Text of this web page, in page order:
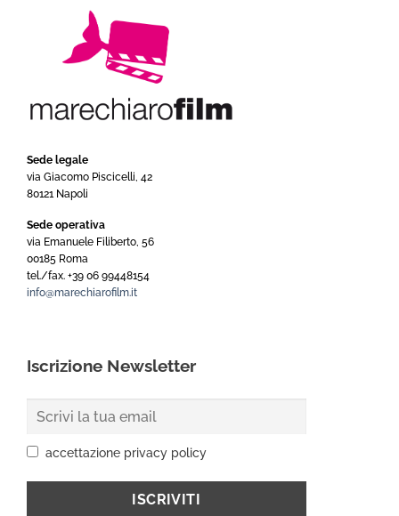
Sede legale
via Giacomo Piscicelli, 42
80121 Napoli
Sede operativa
via Emanuele Filiberto, 56
00185 Roma
tel./fax. +39 06 99448154
info@marechiarofilm.it
Iscrizione Newsletter
accettazione privacy policy